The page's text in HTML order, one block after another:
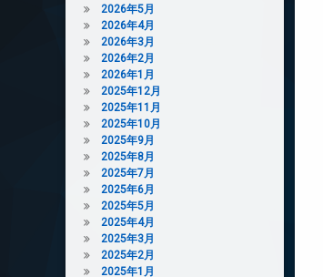
2026年5月
2026年4月
2026年3月
2026年2月
2026年1月
2025年12月
2025年11月
2025年10月
2025年9月
2025年8月
2025年7月
2025年6月
2025年5月
2025年4月
2025年3月
2025年2月
2025年1月